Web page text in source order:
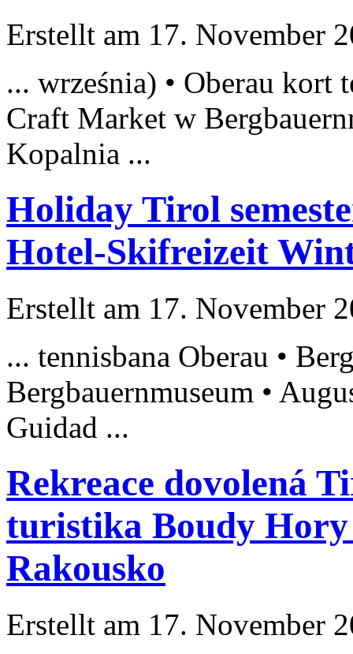
Erstellt am 17. November
... września) • Oberau kort
Craft Market w
Kopalnia ...
Holiday Tirol
Hotel-Skifreizeit
Erstellt am 17. November
... tennisbana Oberau •
Bergbauernmuseum •
Guidad ...
Rekreace dovolená
turistika Boudy
Rakousko
Erstellt am 17. November